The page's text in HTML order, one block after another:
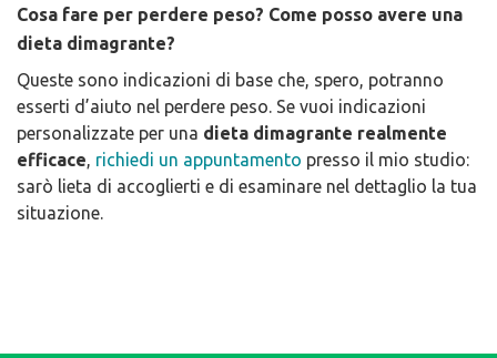
Cosa fare per perdere peso? Come posso avere una
dieta dimagrante?
Queste sono indicazioni di base che, spero, potranno
esserti d’aiuto nel perdere peso. Se vuoi indicazioni
personalizzate per una dieta dimagrante realmente
efficace, richiedi un appuntamento presso il mio studio:
sarò lieta di accoglierti e di esaminare nel dettaglio la tua
situazione.